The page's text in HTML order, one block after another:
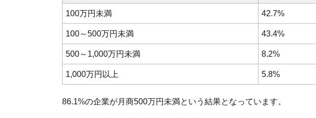
100万円未満 42.7%
100～500万円未満 43.4%
500～1,000万円未満 8.2%
1,000万円以上 5.8%
86.1%の企業が月商500万円未満という結果となっています。